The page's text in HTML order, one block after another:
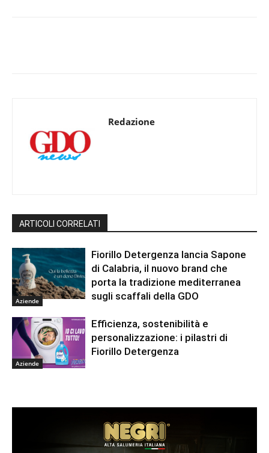
Redazione
ARTICOLI CORRELATI
Aziende
Fiorillo Detergenza lancia Sapone
di Calabria, il nuovo brand che
porta la tradizione mediterranea
sugli scaffali della GDO
Aziende
Efficienza, sostenibilità e
personalizzazione: i pilastri di
Fiorillo Detergenza